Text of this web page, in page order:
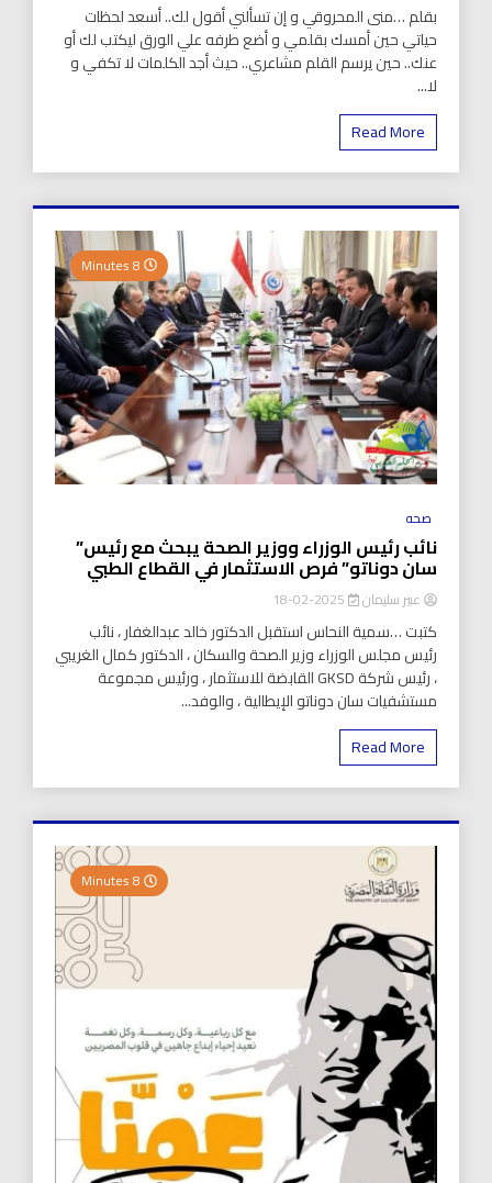
بقلم …منى المحروقي و إن تسألني أقول لك.. أسعد لحظات
حياتي حين أمسك بقلمي و أضع طرفه علي الورق ليكتب لك أو
عنك.. حين يرسم القلم مشاعري.. حيث أجد الكلمات لا تكفي و
لا...
Read More
صحه
نائب رئيس الوزراء ووزير الصحة يبحث مع رئيس”
سان دوناتو” فرص الاستثمار في القطاع الطبي
عبير سليمان
كتبت …سمية النحاس استقبل الدكتور خالد عبدالغفار ، نائب
رئيس مجلس الوزراء وزير الصحة والسكان ، الدكتور كمال الغريبي
، رئيس شركة GKSD القابضة للاستثمار ، ورئيس مجموعة
مستشفيات سان دوناتو الإيطالية ، والوفد...
Read More